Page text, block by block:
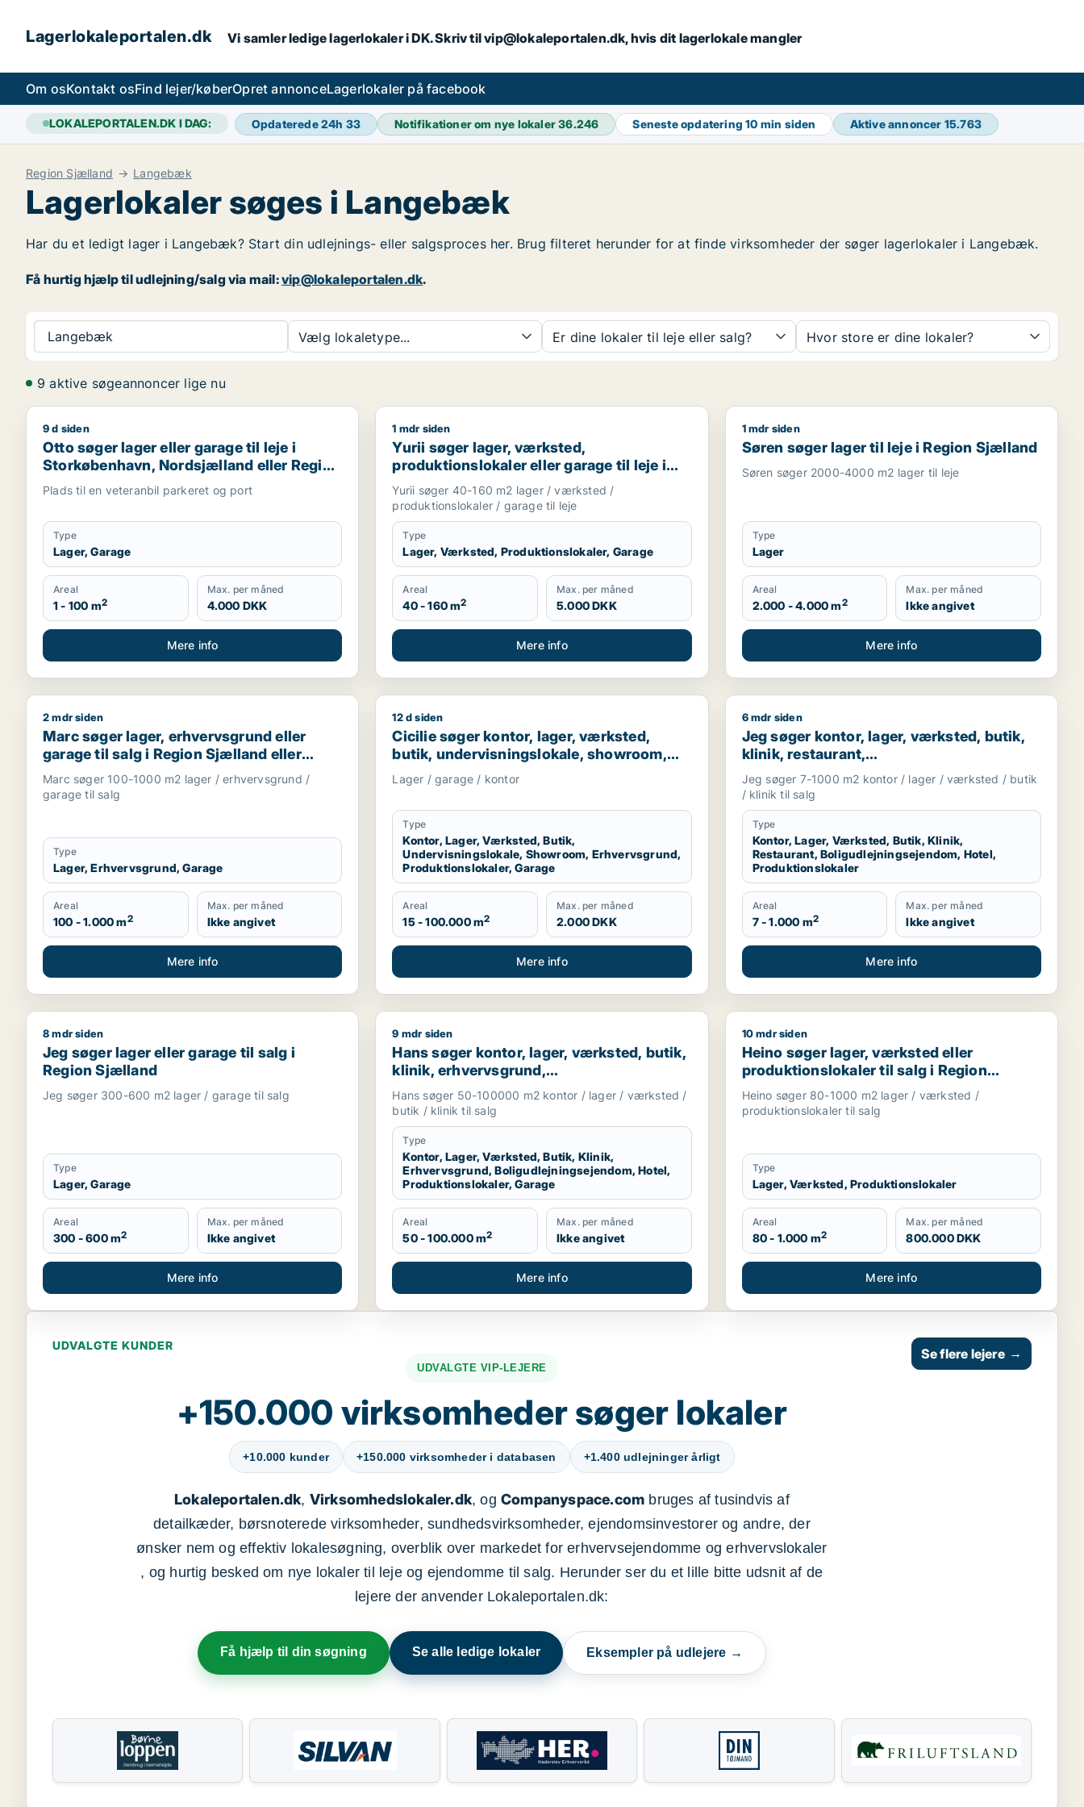
Lagerlokaleportalen.dk Vi samler ledige lagerlokaler i DK. Skriv til vip@lokaleportalen.dk, hvis dit lagerlokale mangler
Om osKontakt osFind lejer/køberOpret annonceLagerlokaler på facebook
LOKALEPORTALEN.DK I DAG: Opdaterede 24h 33 Notifikationer om nye lokaler36.246 Seneste opdatering10 min siden Aktive annoncer 15.763
Region Sjælland Langebæk
Lagerlokaler søges i Langebæk
Har du et ledigt lager i Langebæk? Start din udlejnings- eller salgsproces her. Brug filteret herunder for at finde virksomheder der søger lagerlokaler i Langebæk.
Få hurtig hjælp til udlejning/salg via mail:vip@lokaleportalen.dk.
Langebæk Vælg lokaletype... Er dine lokaler til leje eller salg? Hvor store er dine lokaler?
9 aktive søgeannoncer lige nu
Otto søger lager eller garage til leje i Storkøbenhavn, Nordsjælland eller Region Sjælland
9 d siden
Otto søger lager eller garage til leje i
Storkøbenhavn, Nordsjælland eller Region
Sjælland
Plads til en veteranbil parkeret og port
Type
Lager, Garage
Areal
1 - 100 m2
Max. per måned
4.000 DKK
Mere info
Yurii søger lager, værksted, produktionslokaler eller garage til leje i Region Sjælland
1 mdr siden
Yurii søger lager, værksted,
produktionslokaler eller garage til leje i
Region Sjælland
Yurii søger 40-160 m2 lager / værksted /
produktionslokaler / garage til leje
Type
Lager, Værksted, Produktionslokaler, Garage
Areal
40 - 160 m2
Max. per måned
5.000 DKK
Mere info
Søren søger lager til leje i Region Sjælland
1 mdr siden
Søren søger lager til leje i Region Sjælland
Søren søger 2000-4000 m2 lager til leje
Type
Lager
Areal
2.000 - 4.000 m2
Max. per måned
Ikke angivet
Mere info
Marc søger lager, erhvervsgrund eller garage til salg i Region Sjælland eller Nordsjælland
2 mdr siden
Marc søger lager, erhvervsgrund eller
garage til salg i Region Sjælland eller
Nordsjælland
Marc søger 100-1000 m2 lager / erhvervsgrund /
garage til salg
Type
Lager, Erhvervsgrund, Garage
Areal
100 - 1.000 m2
Max. per måned
Ikke angivet
Mere info
Cicilie søger kontor, lager, værksted, butik, undervisningslokale, showroom, erhvervsgrund,
12 d siden
Cicilie søger kontor, lager, værksted,
butik, undervisningslokale, showroom,
erhvervsgrund, produktionslokaler eller
garage til leje i Region Sjælland eller
Nordsjælland
Lager / garage / kontor
Type
Kontor, Lager, Værksted, Butik,
Undervisningslokale, Showroom, Erhvervsgrund,
Produktionslokaler, Garage
Areal
15 - 100.000 m2
Max. per måned
2.000 DKK
Mere info
Jeg søger kontor, lager, værksted, butik, klinik,
6 mdr siden
Jeg søger kontor, lager, værksted, butik,
klinik, restaurant,
boligudlejningsejendom, hotel eller
produktionslokaler til salg i Vordingborg,
Guldborgsund eller Lolland
Jeg søger 7-1000 m2 kontor / lager / værksted / butik
/ klinik til salg
Type
Kontor, Lager, Værksted, Butik, Klinik,
Restaurant, Boligudlejningsejendom, Hotel,
Produktionslokaler
Areal
7 - 1.000 m2
Max. per måned
Ikke angivet
Mere info
Jeg søger lager eller garage til salg i Region Sjælland
8 mdr siden
Jeg søger lager eller garage til salg i
Region Sjælland
Jeg søger 300-600 m2 lager / garage til salg
Type
Lager, Garage
Areal
300 - 600 m2
Max. per måned
Ikke angivet
Mere info
Hans søger kontor, lager, værksted, butik, klinik, erhvervsgrund, boligudlejningsejendom, hotel,
9 mdr siden
Hans søger kontor, lager, værksted, butik,
klinik, erhvervsgrund,
boligudlejningsejendom, hotel,
produktionslokaler eller garage til salg i
Region Sjælland
Hans søger 50-100000 m2 kontor / lager / værksted /
butik / klinik til salg
Type
Kontor, Lager, Værksted, Butik, Klinik,
Erhvervsgrund, Boligudlejningsejendom, Hotel,
Produktionslokaler, Garage
Areal
50 - 100.000 m2
Max. per måned
Ikke angivet
Mere info
Heino søger lager, værksted eller produktionslokaler
10 mdr siden
Heino søger lager, værksted eller
produktionslokaler til salg i Region
Sjælland
Heino søger 80-1000 m2 lager / værksted /
produktionslokaler til salg
Type
Lager, Værksted, Produktionslokaler
Areal
80 - 1.000 m2
Max. per måned
800.000 DKK
Mere info
UDVALGTE KUNDER
UDVALGTE VIP-LEJERE
+150.000 virksomheder søger lokaler
+10.000 kunder +150.000 virksomheder i databasen +1.400 udlejninger årligt
Lokaleportalen.dk, Virksomhedslokaler.dk, og Companyspace.com bruges af tusindvis af
detailkæder, børsnoterede virksomheder, sundhedsvirksomheder, ejendomsinvestorer og andre, der
ønsker nem og effektiv lokalesøgning, overblik over markedet for erhvervsejendomme og erhvervslokaler
, og hurtig besked om nye lokaler til leje og ejendomme til salg. Herunder ser du et lille bitte udsnit af de
lejere der anvender Lokaleportalen.dk:
Få hjælp til din søgning Se alle ledige lokaler Eksempler på udlejere →
Se flere lejere →